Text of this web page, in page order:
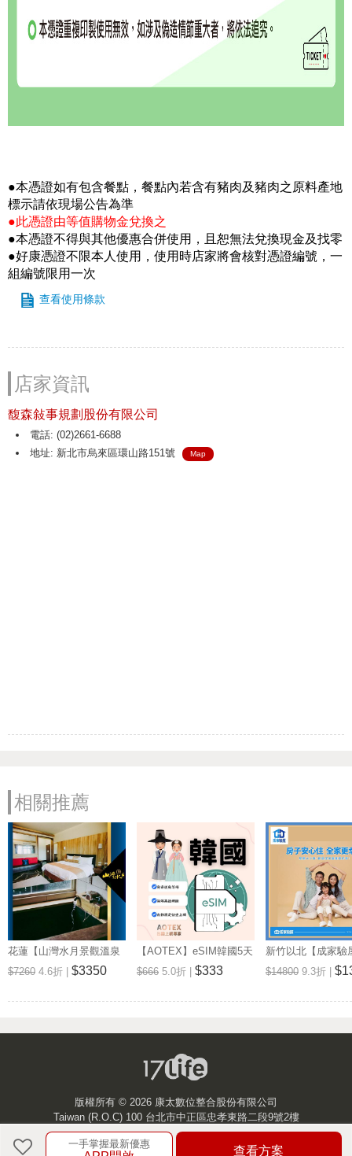
●本憑證如有包含餐點，餐點內若含有豬肉及豬肉之原料產地
標示請依現場公告為準
●此憑證由等值購物金兌換之
●本憑證不得與其他優惠合併使用，且恕無法兌換現金及找零
●好康憑證不限本人使用，使用時店家將會核對憑證編號，一
組編號限用一次
查看使用條款
店家資訊
馥森敍事規劃股份有限公司
電話: (02)2661-6688
地址: 新北市烏來區環山路151號
Map
相關推薦
花蓮【山灣水月景觀溫泉
會館】景觀雙人房一泊一
食住宿券(MO)
$7260 4.6折 | $3350
【AOTEX】eSIM韓國5天
無限高速網路吃到飽兌換
券(MO)
$666 5.0折 | $333
新竹以北【成家驗
25坪 (三房格局)超
券 (MO)
$14800 9.3折 |
一手掌握最新優惠
查看方案
版權所有 © 2026 康太數位整合股份有限公司
Taiwan (R.O.C) 100 台北市中正區忠孝東路二段9號2樓